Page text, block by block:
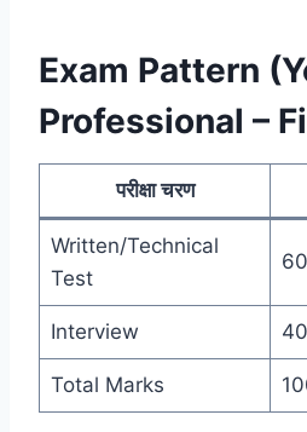
Exam Pattern
Professional –
परीक्षा चरण
Written/Technical
Test
60
Interview 40
Total Marks